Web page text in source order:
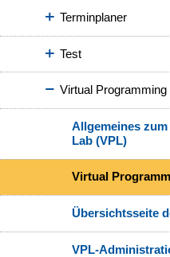
Terminplaner
Test
Virtual Programming
Allgemeines
Lab (VPL)
Virtual
Übersichtsseite
VPL-